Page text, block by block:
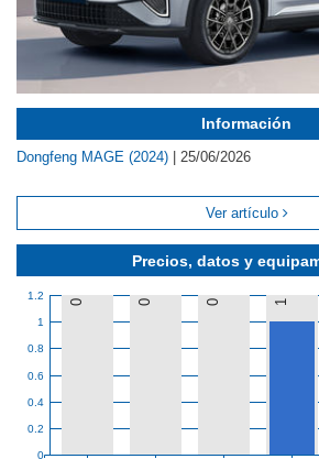
Precios, datos y
0
0.2
0.4
0.6
0.8
1
1.2
0 0 0 1
Información
Dongfeng MAGE (2024) 25/06/2026
Ver artículo